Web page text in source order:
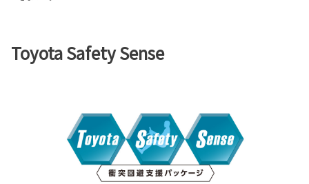
Toyota Safety Sense